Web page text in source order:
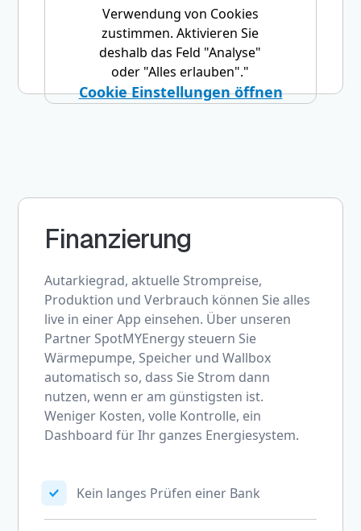
Verwendung von Cookies
zustimmen. Aktivieren Sie
deshalb das Feld "Analyse"
oder "Alles erlauben"."
Cookie Einstellungen öffnen
Finanzierung
Autarkiegrad, aktuelle Strompreise,
Produktion und Verbrauch können Sie alles
live in einer App einsehen. Über unseren
Partner SpotMYEnergy steuern Sie
Wärmepumpe, Speicher und Wallbox
automatisch so, dass Sie Strom dann
nutzen, wenn er am günstigsten ist.
Weniger Kosten, volle Kontrolle, ein
Dashboard für Ihr ganzes Energiesystem.
Kein langes Prüfen einer Bank